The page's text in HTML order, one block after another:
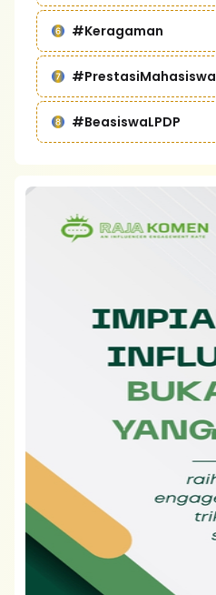
#Keragaman
#PrestasiMahasiswa
#BeasiswaLPDP